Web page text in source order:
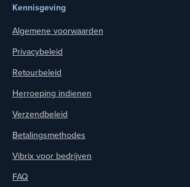
Kennisgeving
Algemene voorwaarden
Privacybeleid
Retourbeleid
Herroeping indienen
Verzendbeleid
Betalingsmethodes
Vibrix voor bedrijven
FAQ